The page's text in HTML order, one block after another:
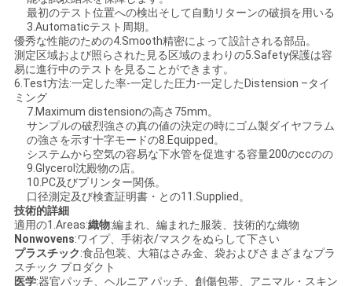
VR
SHOW
SITEMAP
PRIVACY
POLICY
最初のテスト位置への検出そして自動リターンの破損を用いる
3.Automaticテスト周期。
優秀な性能のための4.Smooth精密によって設計される部品。
測定区域および照らされた見る区域のまわりの5.Safety保護は容
易に進行中のテストを見ることができます。
6.Test方法:一定した率-一定した圧力-一定したDistension –タイ
ミング
7.Maximum distensionの高さ75mm。
サンプルの破烈強さの真の値の決定の時にゴム製ダイヤフラム
の強さを示す十字モードの8.Equipped。
システムから空気の容易な下水管を促進する容量200のccのの
9.Glycerol沈殿物の店。
10.PC及びプリンター関係。
口径測定及び検査証明書・との11.Supplied。
技術的詳細
適用の1.Areas:織物:編まれ、編まれた服装、技術的な織物
Nonwovens:ワイプ、手術衣/マスクをぬらして下さい
プラスチック:食品包装、大箱はさみ金、袋およびさまざまなプラ
スチック プロダクト
医学:器官パッチ、ヘルニア パッチ、創傷包帯、アニマル・スキン